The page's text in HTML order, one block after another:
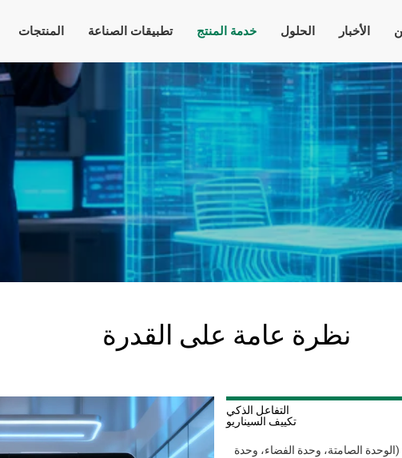
المنتجات تطبيقات الصناعة خدمة المنتج الحلول الأخبار
نظرة عامة على القدرة
التفاعل الذكي
تكييف السيناريو
الصامتة، وحدة الفضاء، وحدة